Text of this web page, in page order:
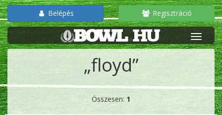
Belépés Regisztráció
„floyd”
Összesen: 1